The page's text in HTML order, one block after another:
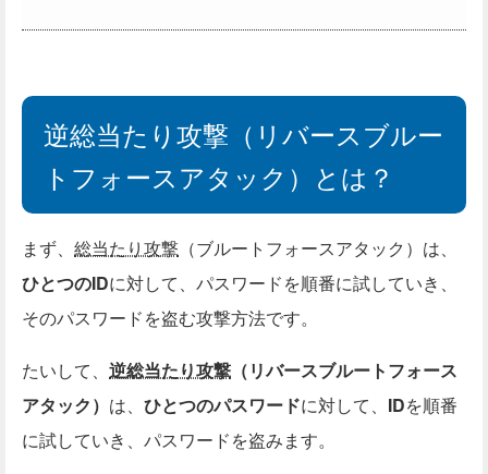
逆総当たり攻撃（リバースブルー
トフォースアタック）とは？
まず、 総当たり攻撃 （ブルートフォースアタック）は、
ひとつのIDに対して、パスワードを順番に試していき、
そのパスワードを盗む攻撃方法です。
たいして、 逆総当たり攻撃 （リバースブルートフォース
アタック） は、 ひとつのパスワードに対して、 IDを順番
に試していき、パスワードを盗みます。